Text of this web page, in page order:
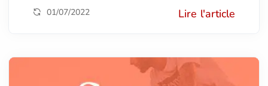
01/07/2022 Lire l'article